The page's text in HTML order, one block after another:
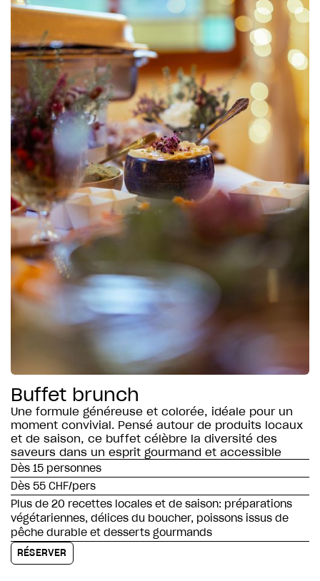
Buffet brunch
Une formule généreuse et colorée, idéale pour un
moment convivial. Pensé autour de produits locaux
et de saison, ce buffet célèbre la diversité des
saveurs dans un esprit gourmand et accessible
Dès 15 personnes
Dès 55 CHF/pers
Plus de 20 recettes locales et de saison: préparations
végétariennes, délices du boucher, poissons issus de
pêche durable et desserts gourmands
RÉSERVER